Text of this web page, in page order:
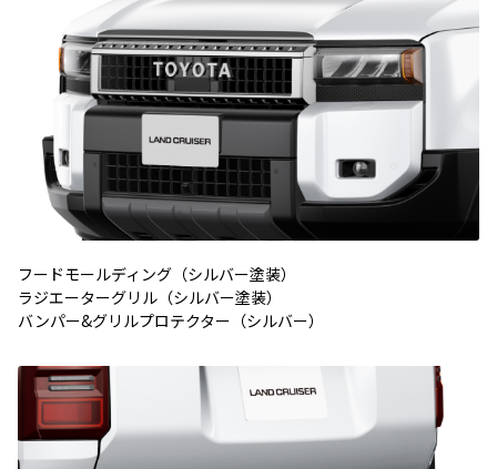
フードモールディング（シルバー塗装）
ラジエーターグリル（シルバー塗装）
バンパー&グリルプロテクター（シルバー）